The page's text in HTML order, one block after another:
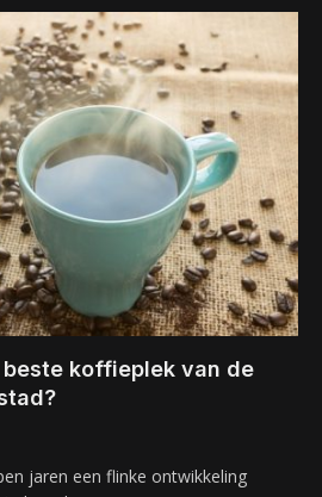
beste koffieplek van de
jaren een flinke ontwikkeling